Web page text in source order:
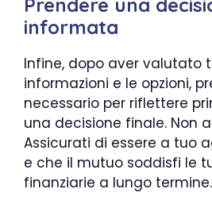
Prendere una
informata
Infine, dopo aver valutato
informazioni e le opzioni,
necessario per riflettere
una decisione finale. Non
Assicurati di essere a tuo
e che il mutuo soddisfi le
finanziarie a lungo termine.